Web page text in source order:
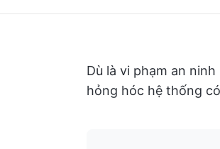
Dù là vi phạm an
hỏng hóc hệ thống